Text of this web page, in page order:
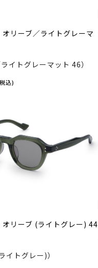
リーブ／ライトグレーマ
ライトグレーマット 46）
込)
リーブ (ライトグレー) 44
イトグレー)）